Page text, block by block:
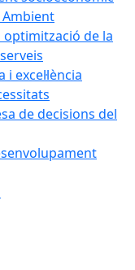
Ambient
optimització de la
excel·lència
de decisions del